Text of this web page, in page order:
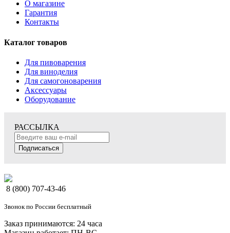
О магазине
Гарантия
Контакты
Каталог товаров
Для пивоварения
Для виноделия
Для самогоноварения
Аксессуары
Оборудование
РАССЫЛКА
Подписаться
8 (800) 707-43-46
Звонок по России бесплатный
Заказ принимаются: 24 часа